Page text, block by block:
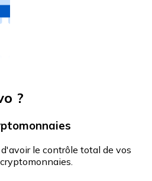
?
le contrôle total de vos